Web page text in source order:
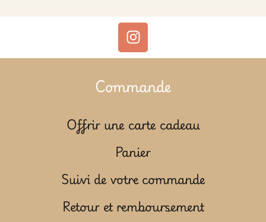
Commande
Offrir une carte cadeau
Panier
Suivi de votre commande
Retour et remboursement